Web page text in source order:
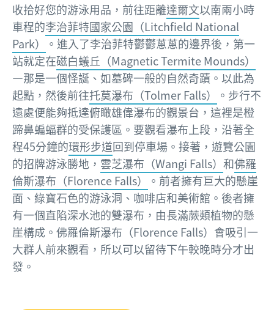
收拾好您的游泳用品，前往距離達爾文以南兩小時
車程的李治菲特國家公園（Litchfield National
Park）
。進入了李治菲特鬱鬱蔥蔥的邊界後，第一
站就定在磁白蟻丘（Magnetic Termite Mounds）
—那是一個怪誕、如墓碑一般的自然奇蹟。以此為
起點，然後前往托莫瀑布（Tolmer Falls）
。步行不
遠處便能夠抵達俯瞰雄偉瀑布的觀景台，這裡是橙
蹄鼻蝙蝠群的受保護區。要觀看瀑布上段，沿著全
程45分鐘的環形步道回到停車場。接著，遊覽公園
的招牌游泳勝地， 雲芝瀑布（Wangi Falls） 和佛羅
倫斯瀑布（Florence Falls）
。前者擁有巨大的懸崖
面、綠寶石色的游泳洞、咖啡店和美術館。後者擁
有一個直陷深水池的雙瀑布，由長滿蕨類植物的懸
崖構成。佛羅倫斯瀑布（Florence Falls）會吸引一
大群人前來觀看，所以可以留待下午較晚時分才出
發。